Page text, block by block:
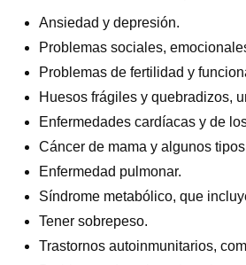
Ansiedad y depresión.
Problemas sociales,
Problemas de fertilidad y
Huesos frágiles y quebradizos,
Enfermedades cardíacas y de
Cáncer de mama y algunos
Enfermedad pulmonar.
Síndrome metabólico, que
Tener sobrepeso.
Trastornos autoinmunitarios,